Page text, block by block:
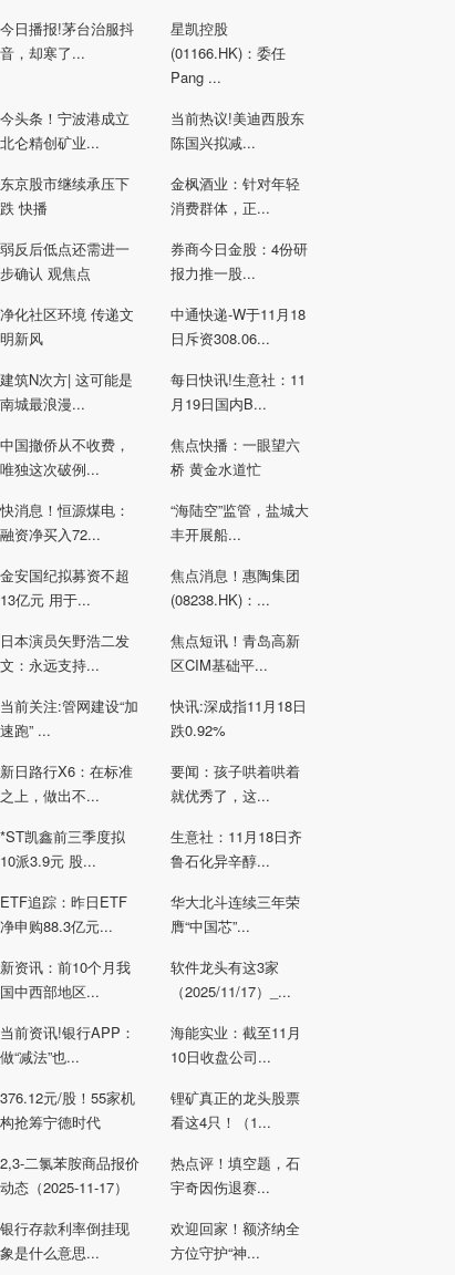
今日播报!茅台治服抖
音，却寒了...
星凯控股
(01166.HK)：委任
Pang ...
今头条！宁波港成立
北仑精创矿业...
当前热议!美迪西股东
陈国兴拟减...
东京股市继续承压下
跌 快播
金枫酒业：针对年轻
消费群体，正...
弱反后低点还需进一
步确认 观焦点
券商今日金股：4份研
报力推一股...
净化社区环境 传递文
明新风
中通快递-W于11月18
日斥资308.06...
建筑N次方| 这可能是
南城最浪漫...
每日快讯!生意社：11
月19日国内B...
中国撤侨从不收费，
唯独这次破例...
焦点快播：一眼望六
桥 黄金水道忙
快消息！恒源煤电：
融资净买入72...
“海陆空”监管，盐城大
丰开展船...
金安国纪拟募资不超
13亿元 用于...
焦点消息！惠陶集团
(08238.HK)：...
日本演员矢野浩二发
文：永远支持...
焦点短讯！青岛高新
区CIM基础平...
当前关注:管网建设“加
速跑” ...
快讯:深成指11月18日
跌0.92%
新日路行X6：在标准
之上，做出不...
要闻：孩子哄着哄着
就优秀了，这...
*ST凯鑫前三季度拟
10派3.9元 股...
生意社：11月18日齐
鲁石化异辛醇...
ETF追踪：昨日ETF
净申购88.3亿元...
华大北斗连续三年荣
膺“中国芯”...
新资讯：前10个月我
国中西部地区...
软件龙头有这3家
（2025/11/17）_...
当前资讯!银行APP：
做“减法”也...
海能实业：截至11月
10日收盘公司...
376.12元/股！55家机
构抢筹宁德时代
锂矿真正的龙头股票
看这4只！（1...
2,3-二氯苯胺商品报价
动态（2025-11-17）
热点评！填空题，石
宇奇因伤退赛...
银行存款利率倒挂现
象是什么意思...
欢迎回家！额济纳全
方位守护“神...